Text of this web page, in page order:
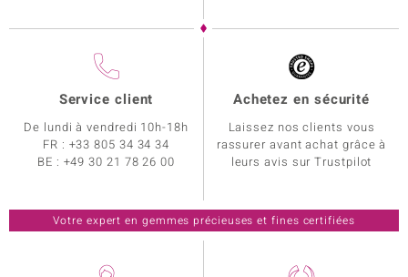
Service client
De lundi à vendredi 10h-18h
FR : +33 805 34 34 34
BE : +49 30 21 78 26 00
Achetez en sécurité
Laissez nos clients vous
rassurer avant achat grâce à
leurs avis sur Trustpilot
Votre expert en gemmes précieuses et fines certifiées